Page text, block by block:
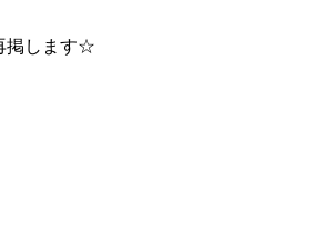
掲します☆